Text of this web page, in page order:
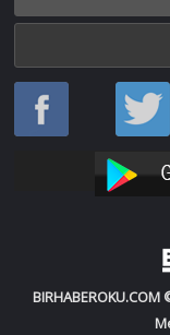
Haber
Oku
Haber
Oku